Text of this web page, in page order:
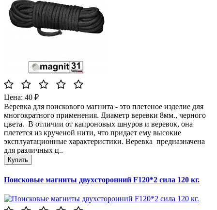
Цена: 40 ₽
Веревка для поискового магнита - это плетеное изделие для
многократного применения. Диаметр веревки 8мм., черного
цвета. В отличии от капроновых шнуров и веревок, она
плетется из крученой нити, что придает ему высокие
эксплуатационные характеристики. Веревка предназначена
для различных ц..
Поисковые магниты двухсторонний F120*2 сила 120 кг.